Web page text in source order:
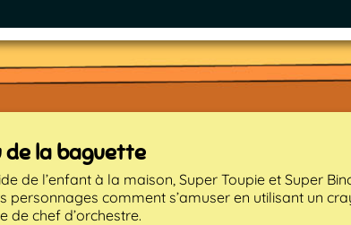
de la baguette
de l’enfant à la maison, Super Toupie et Super
personnages comment s’amuser en utilisant un
de chef d’orchestre.